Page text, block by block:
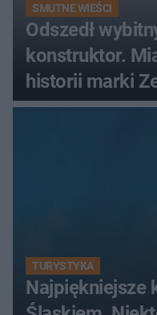
SMUTNE WIEŚCI
Odszedł
konstruktor.
historii marki
TURYSTYKA
Najpiękniejsze